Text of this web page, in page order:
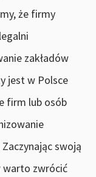
że firmy
zakładów
jest w Polsce
firm lub osób
swoją
warto zwrócić